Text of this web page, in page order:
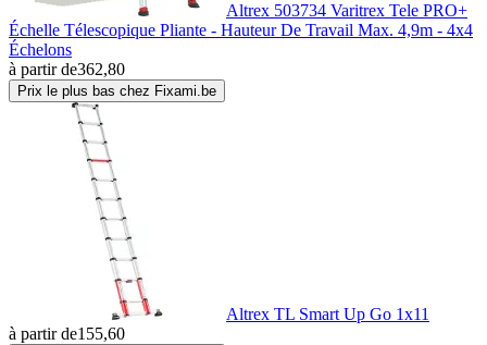
Altrex 503734 Varitrex Tele PRO+
Échelle Télescopique Pliante - Hauteur De Travail Max. 4,9m - 4x4
Échelons
à partir de362,80
Prix le plus bas chez Fixami.be
Altrex TL Smart Up Go 1x11
à partir de155,60